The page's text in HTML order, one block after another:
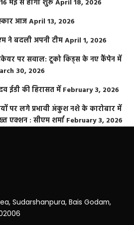
मई से होगा शुरूApril 18, 2026
आजApril 13, 2026
ने बदली अपनी टीमApril 1, 2026
पर सवाल: टूको किड्स के नए कैंपेन में
30, 2026
ईडी की हिरासत में February 3, 2026
पर लगे प्रभावी अंकुश नशे के कारोबार में
एक्शन : सीएम शर्मा February 3, 2026
Sudarshanpura, Bais Godam,